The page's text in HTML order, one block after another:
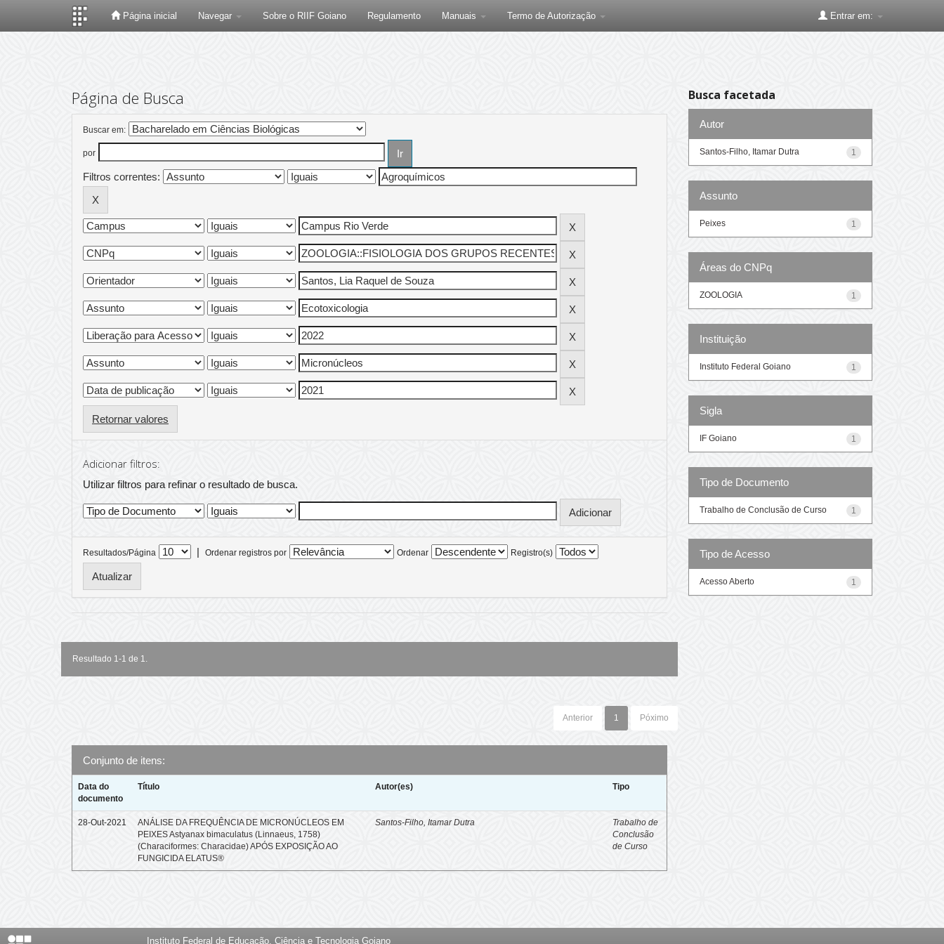
Página inicial Navegar Sobre o RIIF Goiano Regulamento Manuais Termo de Autorização Entrar em:
Página de Busca
Buscar em:
por
Filtros correntes:
Retornar valores
Adicionar filtros:
Utilizar filtros para refinar o resultado de busca.
Resultados/Página | Ordenar registros por Ordenar Registro(s)
Resultado 1-1 de 1.
Anterior 1 Póximo
Conjunto de itens:
Data do
documento
Título Autor(es) Tipo
28-Out-2021
ANÁLISE DA FREQUÊNCIA DE MICRONÚCLEOS EM
PEIXES Astyanax bimaculatus (Linnaeus, 1758)
(Characiformes: Characidae) APÓS EXPOSIÇÃO AO
FUNGICIDA ELATUS®
Santos-Filho, Itamar Dutra
Trabalho de
Conclusão
de Curso
Busca facetada
Autor
1
Santos-Filho, Itamar Dutra
Assunto
1
Peixes
Áreas do CNPq
1
ZOOLOGIA
Instituição
1
Instituto Federal Goiano
Sigla
1
IF Goiano
Tipo de Documento
1
Trabalho de Conclusão de Curso
Tipo de Acesso
1
Acesso Aberto
Instituto Federal de Educação, Ciência e Tecnologia Goiano